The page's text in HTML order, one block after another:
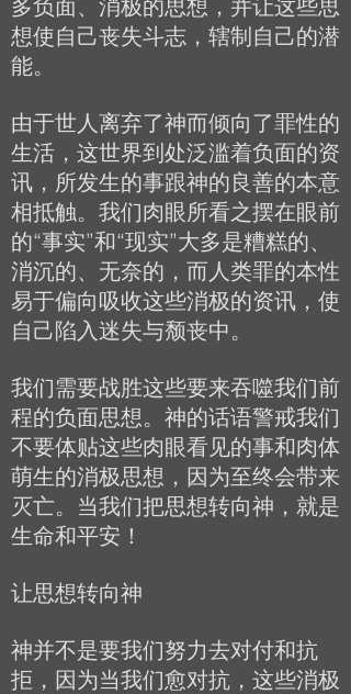
多负面、消极的思想，并让这些思
想使自己丧失斗志，辖制自己的潜
能。
由于世人离弃了神而倾向了罪性的
生活，这世界到处泛滥着负面的资
讯，所发生的事跟神的良善的本意
相抵触。我们肉眼所看之摆在眼前
的“事实”和“现实”大多是糟糕的、
消沉的、无奈的，而人类罪的本性
易于偏向吸收这些消极的资讯，使
自己陷入迷失与颓丧中。
我们需要战胜这些要来吞噬我们前
程的负面思想。神的话语警戒我们
不要体贴这些肉眼看见的事和肉体
萌生的消极思想，因为至终会带来
灭亡。当我们把思想转向神，就是
生命和平安！
让思想转向神
神并不是要我们努力去对付和抗
拒，因为当我们愈对抗，这些消极